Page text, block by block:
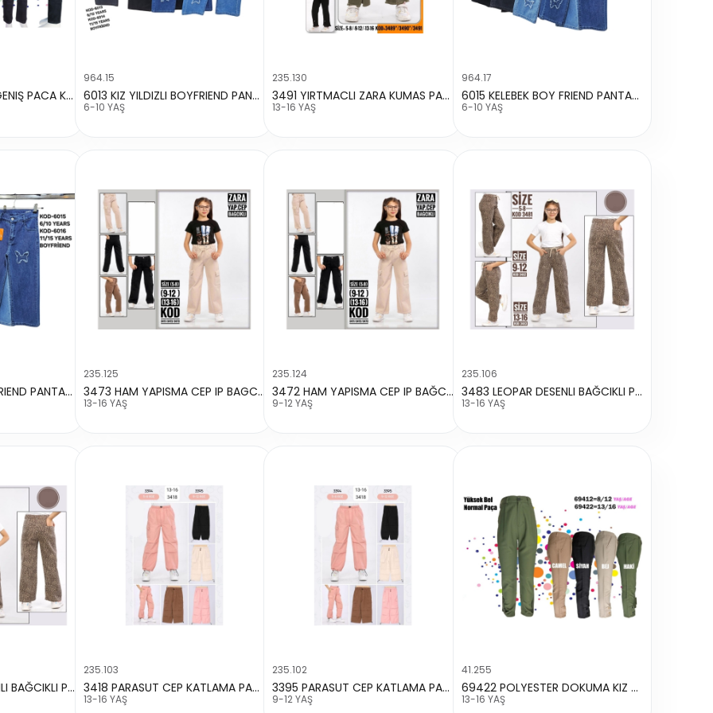
68362 YÜKSEK BEL GENIŞ PACA KOMANDO CEP PANTALON
964.15
6013 KIZ YILDIZLI BOYFRIEND PANTALON
6-10 YAŞ
235.130
3491 YIRTMACLI ZARA KUMAS PAPATYA PANTALON
13-16 YAŞ
964.17
6015 KELEBEK BOY FRIEND PANTALON
6-10 YAŞ
6016 KELEBEK BOY FRIEND PANTALON
235.125
3473 HAM YAPISMA CEP IP BAGCIK PANTALON
13-16 YAŞ
235.124
3472 HAM YAPISMA CEP IP BAĞCIKL PANTALON
9-12 YAŞ
235.106
3483 LEOPAR DESENLI BAĞCIKLI PANTALON
13-16 YAŞ
3482 LEOPAR DESENLI BAĞCIKLI PANTALON
235.103
3418 PARASUT CEP KATLAMA PANTALON
13-16 YAŞ
235.102
3395 PARASUT CEP KATLAMA PANTALON
9-12 YAŞ
41.255
69422 POLYESTER DOKUMA KIZ PANTALON
13-16 YAŞ